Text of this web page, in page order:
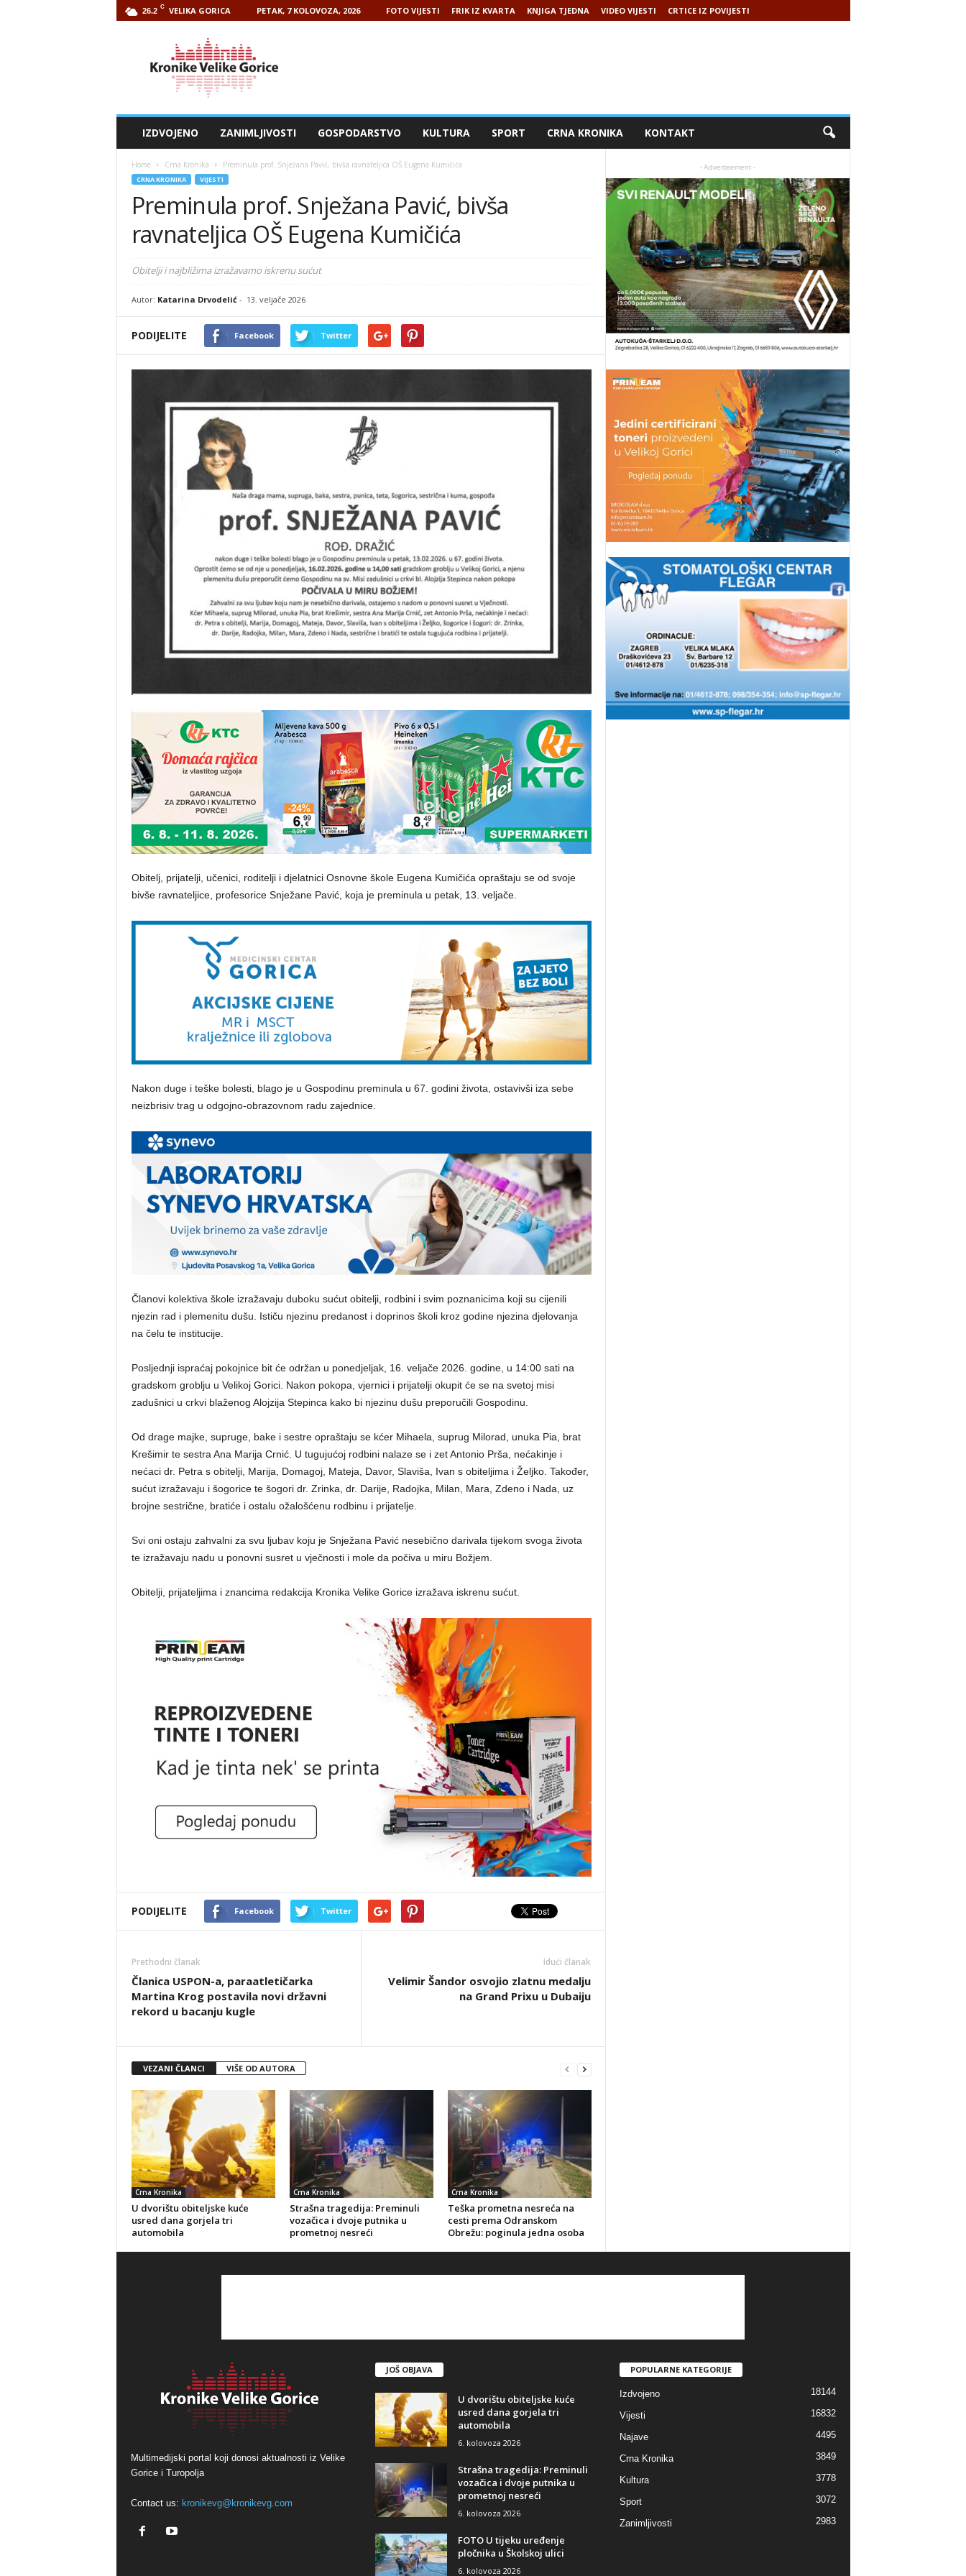
26.2 C VELIKA GORICA PETAK, 7 KOLOVOZA, 2026 FOTO VIJESTI FRIK IZ KVARTA KNJIGA TJEDNA VIDEO VIJESTI CRTICE IZ POVIJESTI
IZDVOJENO ZANIMLJIVOSTI GOSPODARSTVO KULTURA SPORT CRNA KRONIKA KONTAKT
Home Crna Kronika Preminula prof. Snježana Pavić, bivša ravnateljica OŠ Eugena Kumičića
CRNA KRONIKA VIJESTI
Preminula prof. Snježana Pavić, bivša
ravnateljica OŠ Eugena Kumičića
Obitelji i najbližima izražavamo iskrenu sućut
Autor: Katarina Drvodelić- 13. veljače 2026
PODIJELITE Facebook Twitter
Obitelj, prijatelji, učenici, roditelji i djelatnici Osnovne škole Eugena Kumičića opraštaju se od svoje
bivše ravnateljice, profesorice Snježane Pavić, koja je preminula u petak, 13. veljače.
Nakon duge i teške bolesti, blago je u Gospodinu preminula u 67. godini života, ostavivši iza sebe
neizbrisiv trag u odgojno-obrazovnom radu zajednice.
Članovi kolektiva škole izražavaju duboku sućut obitelji, rodbini i svim poznanicima koji su cijenili
njezin rad i plemenitu dušu. Ističu njezinu predanost i doprinos školi kroz godine njezina djelovanja
na čelu te institucije.
Posljednji ispraćaj pokojnice bit će održan u ponedjeljak, 16. veljače 2026. godine, u 14:00 sati na
gradskom groblju u Velikoj Gorici. Nakon pokopa, vjernici i prijatelji okupit će se na svetoj misi
zadušnici u crkvi blaženog Alojzija Stepinca kako bi njezinu dušu preporučili Gospodinu.
Od drage majke, supruge, bake i sestre opraštaju se kćer Mihaela, suprug Milorad, unuka Pia, brat
Krešimir te sestra Ana Marija Crnić. U tugujućoj rodbini nalaze se i zet Antonio Prša, nećakinje i
nećaci dr. Petra s obitelji, Marija, Domagoj, Mateja, Davor, Slaviša, Ivan s obiteljima i Željko. Također,
sućut izražavaju i šogorice te šogori dr. Zrinka, dr. Darije, Radojka, Milan, Mara, Zdeno i Nada, uz
brojne sestrične, bratiće i ostalu ožalošćenu rodbinu i prijatelje.
Svi oni ostaju zahvalni za svu ljubav koju je Snježana Pavić nesebično darivala tijekom svoga života
te izražavaju nadu u ponovni susret u vječnosti i mole da počiva u miru Božjem.
Obitelji, prijateljima i znancima redakcija Kronika Velike Gorice izražava iskrenu sućut.
PODIJELITE Facebook Twitter
Prethodni članak
Članica USPON-a, paraatletičarka
Martina Krog postavila novi državni
rekord u bacanju kugle
Idući članak
Velimir Šandor osvojio zlatnu medalju
na Grand Prixu u Dubaiju
VEZANI ČLANCI VIŠE OD AUTORA
Crna Kronika
U dvorištu obiteljske kuće
usred dana gorjela tri
automobila
Crna Kronika
Strašna tragedija: Preminuli
vozačica i dvoje putnika u
prometnoj nesreći
Crna Kronika
Teška prometna nesreća na
cesti prema Odranskom
Obrežu: poginula jedna osoba
- Advertisement -
Multimedijski portal koji donosi aktualnosti iz Velike
Gorice i Turopolja
Contact us: kronikevg@kronikevg.com
JOŠ OBJAVA
U dvorištu obiteljske kuće
usred dana gorjela tri
automobila
6. kolovoza 2026
Strašna tragedija: Preminuli
vozačica i dvoje putnika u
prometnoj nesreći
6. kolovoza 2026
FOTO U tijeku uređenje
pločnika u Školskoj ulici
6. kolovoza 2026
POPULARNE KATEGORIJE
Izdvojeno 18144
Vijesti 16832
Najave 4495
Crna Kronika 3849
Kultura 3778
Sport 3072
Zanimljivosti 2983